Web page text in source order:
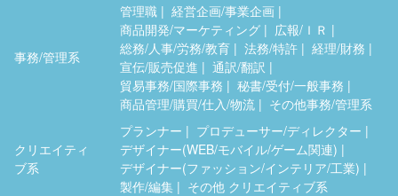
事務/管理系
管理職
経営企画/事業企画
商品開発/マーケティング
広報/ＩＲ
総務/人事/労務/教育
法務/特許
経理/財務
宣伝/販売促進
通訳/翻訳
貿易事務/国際事務
秘書/受付/一般事務
商品管理/購買/仕入/物流
その他事務/管理系
クリエイティ
ブ系
プランナー
プロデューサー/ディレクター
デザイナー(WEB/モバイル/ゲーム関連)
デザイナー(ファッション/インテリア/工業)
製作/編集
その他 クリエイティブ系